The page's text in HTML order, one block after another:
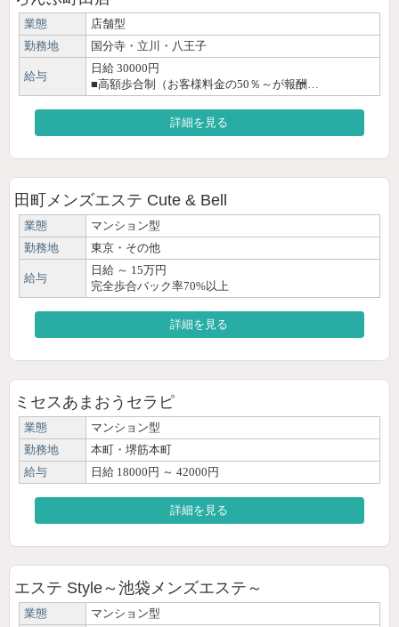
業態
店舗型
勤務地
国分寺・立川・八王子
給与
日給 30000円
■高額歩合制（お客様料金の50％～が報酬…
詳細を見る
田町メンズエステ Cute & Bell
業態
マンション型
勤務地
東京・その他
給与
日給 ～ 15万円
完全歩合バック率70%以上
詳細を見る
ミセスあまおうセラピ
業態
マンション型
勤務地
本町・堺筋本町
給与
日給 18000円 ～ 42000円
詳細を見る
エステ Style～池袋メンズエステ～
業態
マンション型